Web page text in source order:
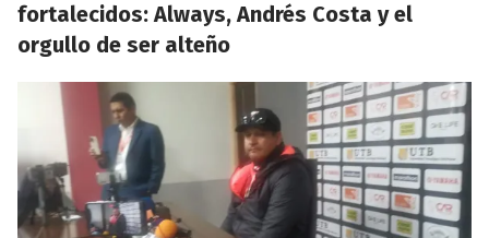
fortalecidos: Always, Andrés Costa y el
orgullo de ser alteño